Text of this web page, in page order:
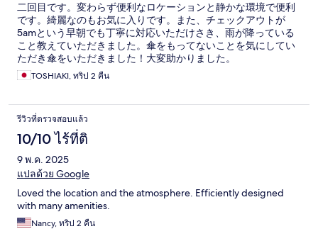
二回目です。変わらず便利なロケーションと静かな環境で便利
です。綺麗なのもお気に入りです。また、チェックアウトが
5amという早朝でも丁寧に対応いただけさき、雨が降っている
こと教えていただきました。傘をもってないことを気にしてい
ただき傘をいただきました！大変助かりました。
TOSHIAKI, ทริป 2 คืน
รีวิวที่ตรวจสอบแล้ว
10/10 ไร้ที่ติ
9 พ.ค. 2025
แปลด้วย Google
Loved the location and the atmosphere. Efficiently designed
with many amenities.
Nancy, ทริป 2 คืน